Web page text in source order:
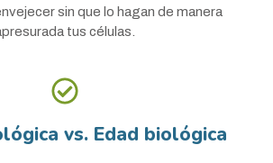
sin que lo hagan de manera
tus células.
vs. Edad biológica